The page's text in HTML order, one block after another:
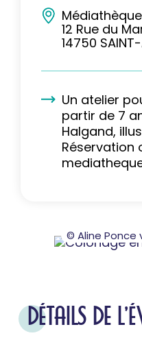
© Aline Ponce
Médiathèque
12 Rue du
14750
Un atelier
partir de 7
Halgand,
Réservation
DÉTAILS DE